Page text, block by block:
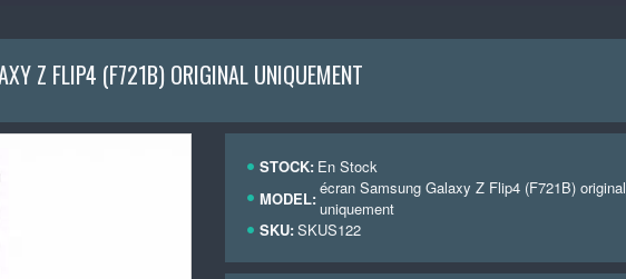
Z FLIP4 (F721B) ORIGINAL UNIQUEMENT
STOCK: En Stock
MODEL:écran Samsung Galaxy Z Flip4 (F721B) original
uniquement
SKU:SKUS122